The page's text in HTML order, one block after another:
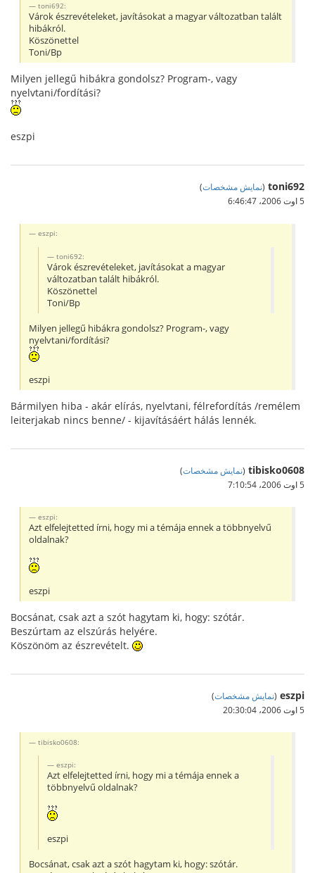
toni692:
Várok észrevételeket, javításokat a magyar változatban talált
hibákról.
Köszönettel
Toni/Bp
Milyen jellegű hibákra gondolsz? Program-, vagy
nyelvtani/fordítási?
eszpi
toni692
(نمایش مشخصات)
5 اوت 2006،‏ 6:46:47
eszpi:
toni692:
Várok észrevételeket, javításokat a magyar
változatban talált hibákról.
Köszönettel
Toni/Bp
Milyen jellegű hibákra gondolsz? Program-, vagy
nyelvtani/fordítási?
eszpi
Bármilyen hiba - akár elírás, nyelvtani, félrefordítás /remélem
leiterjakab nincs benne/ - kijavításáért hálás lennék.
tibisko0608
(نمایش مشخصات)
5 اوت 2006،‏ 7:10:54
eszpi:
Azt elfelejtetted írni, hogy mi a témája ennek a többnyelvű
oldalnak?
eszpi
Bocsánat, csak azt a szót hagytam ki, hogy: szótár.
Beszúrtam az elszúrás helyére.
Köszönöm az észrevételt.
eszpi
(نمایش مشخصات)
5 اوت 2006،‏ 20:30:04
tibisko0608:
eszpi:
Azt elfelejtetted írni, hogy mi a témája ennek a
többnyelvű oldalnak?
eszpi
Bocsánat, csak azt a szót hagytam ki, hogy: szótár.